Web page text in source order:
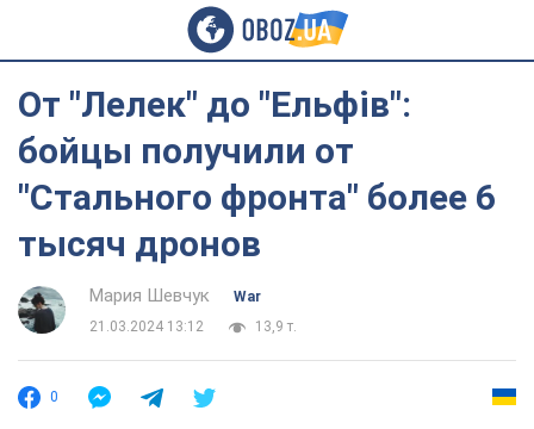
От "Лелек" до "Ельфів":
бойцы получили от
"Стального фронта" более 6
тысяч дронов
Мария Шевчук
War
21.03.2024 13:12
13,9 т.
0